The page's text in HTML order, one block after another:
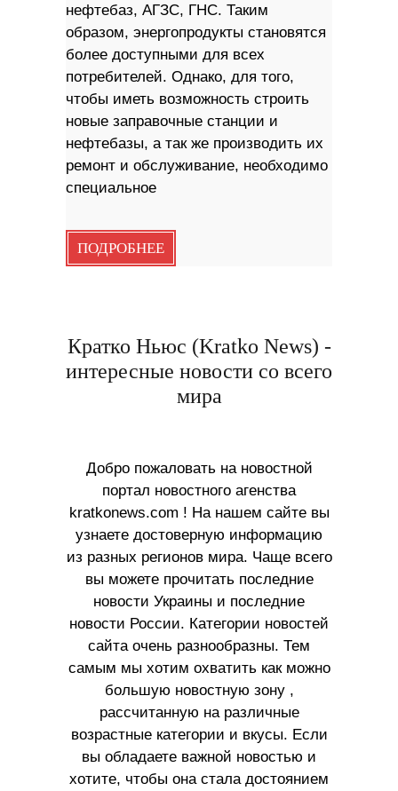
нефтебаз, АГЗС, ГНС. Таким
образом, энергопродукты становятся
более доступными для всех
потребителей. Однако, для того,
чтобы иметь возможность строить
новые заправочные станции и
нефтебазы, а так же производить их
ремонт и обслуживание, необходимо
специальное
ПОДРОБНЕЕ
Кратко Ньюс (Kratko News) -
интересные новости со всего
мира
Добро пожаловать на новостной
портал новостного агенства
kratkonews.com ! На нашем сайте вы
узнаете достоверную информацию
из разных регионов мира. Чаще всего
вы можете прочитать последние
новости Украины и последние
новости России. Категории новостей
сайта очень разнообразны. Тем
самым мы хотим охватить как можно
большую новостную зону ,
рассчитанную на различные
возрастные категории и вкусы. Если
вы обладаете важной новостью и
хотите, чтобы она стала достоянием